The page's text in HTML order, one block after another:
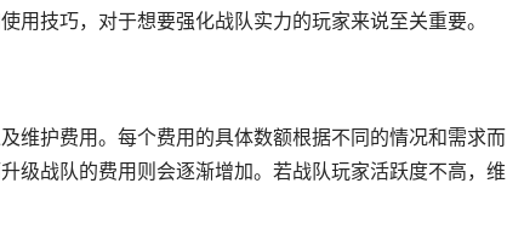
技巧，对于想要强化战队实力的玩家来说至关重要。
维护费用。每个费用的具体数额根据不同的情况和需求而
级战队的费用则会逐渐增加。若战队玩家活跃度不高，维